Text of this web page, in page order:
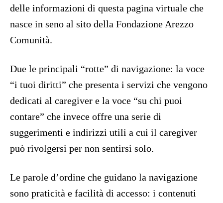
delle informazioni di questa pagina virtuale che
nasce in seno al sito della Fondazione Arezzo
Comunità.
Due le principali “rotte” di navigazione: la voce
“i tuoi diritti” che presenta i servizi che vengono
dedicati al caregiver e la voce “su chi puoi
contare” che invece offre una serie di
suggerimenti e indirizzi utili a cui il caregiver
può rivolgersi per non sentirsi solo.
Le parole d’ordine che guidano la navigazione
sono praticità e facilità di accesso: i contenuti